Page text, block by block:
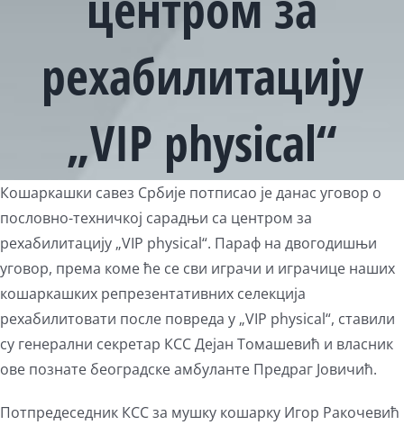
рехабилитацију
„VIP physical“
View
Larger
Image
Кошаркашки савез Србије потписао је данас уговор о
пословно-техничкој сарадњи са центром за
рехабилитацију „VIP physical“. Параф на двогодишњи
уговор, према коме ће се сви играчи и играчице наших
кошаркашких репрезентативних селекција
рехабилитовати после повреда у „VIP physical“, ставили
су генерални секретар КСС Дејан Томашевић и власник
ове познате београдске амбуланте Предраг Јовичић.
Потпредеседник КСС за мушку кошарку Игор Ракочевић